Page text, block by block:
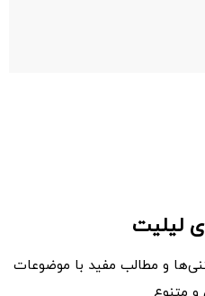
لیلیت
و مطالب مفید با موضوعات